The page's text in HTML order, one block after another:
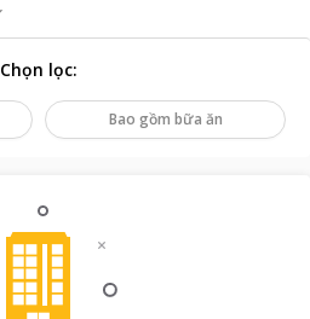
Chọn lọc:
Bao gồm bữa ăn